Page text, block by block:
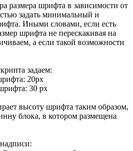
размера шрифта в зависимости от
задать минимальный и
Иными словами, если есть
шрифта не перескакивая на
а если такой возможности
задаем:
20px
30 px
высоту шрифта таким образом,
блока, в котором размещена